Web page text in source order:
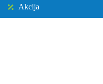
Akcija